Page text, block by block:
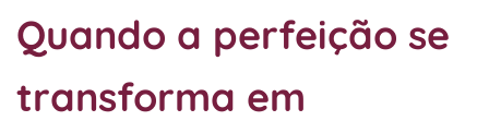
Quando a perfeição se
transforma em